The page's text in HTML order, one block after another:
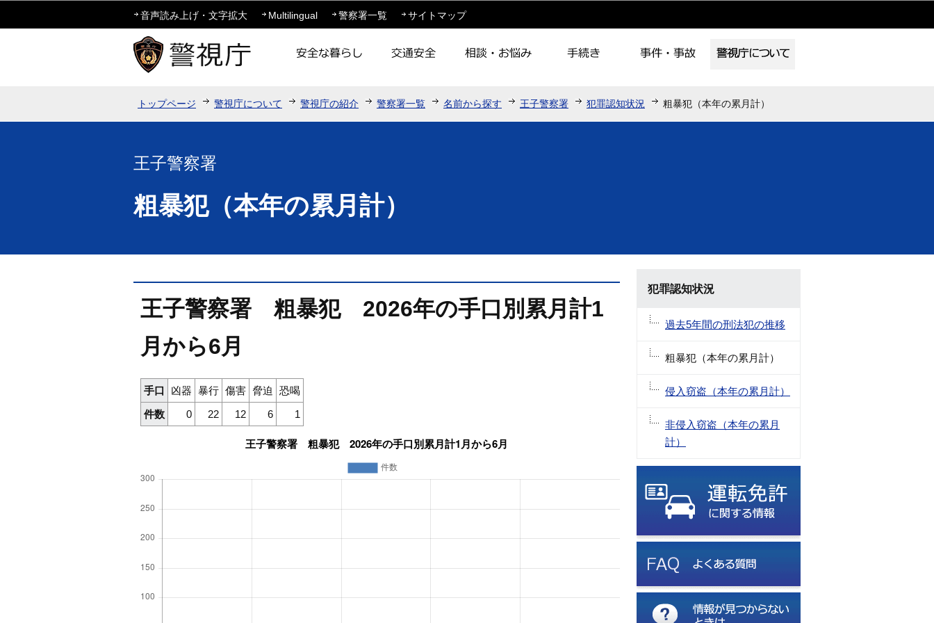
このページの本文へ移動
音声読み上げ・文字拡大 Multilingual 警察署一覧 サイトマップ
トップページ 警視庁について 警視庁の紹介 警察署一覧 名前から探す 王子警察署 犯罪認知状況 粗暴犯（本年の累月計）
王子警察署
粗暴犯（本年の累月計）
王子警察署 粗暴犯 2026年の手口別累月計1
月から6月
手口 凶器 暴行 傷害 脅迫
恐喝
件数
0 22 12 6 1
犯罪認知状況
過去5年間の刑法犯の推移
粗暴犯（本年の累月計）
侵入窃盗（本年の累月計）
非侵入窃盗（本年の累月
計）